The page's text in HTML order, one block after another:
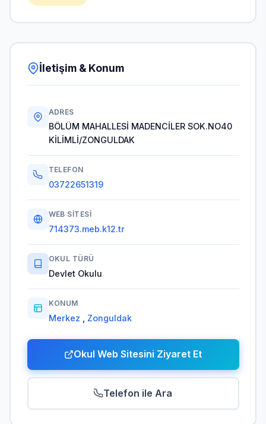
İletişim & Konum
ADRES
BÖLÜM MAHALLESİ MADENCİLER SOK.NO40
KİLİMLİ/ZONGULDAK
TELEFON
03722651319
WEB SITESI
714373.meb.k12.tr
OKUL TÜRÜ
Devlet Okulu
KONUM
Merkez Zonguldak
Okul Web Sitesini Ziyaret Et
Telefon ile Ara